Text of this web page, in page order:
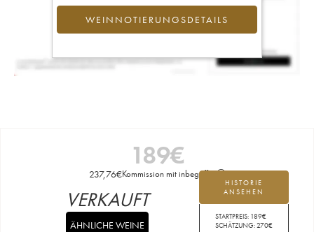
WEINNOTIERUNGSDETAILS
189€
237,76€Kommission mit inbegriffen
HISTORIE
ANSEHEN
STARTPREIS: 189€
SCHÄTZUNG:270€
VERKAUFT
ÄHNLICHE WEINE